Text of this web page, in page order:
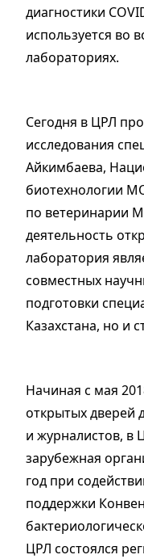
диагностики
используется во
лабораториях.
Сегодня в ЦРЛ
исследования
Айкимбаева,
биотехнологии
по ветеринарии
деятельность
лаборатория
совместных
подготовки
Казахстана, но и
Начиная с мая
открытых дверей
и журналистов, в
зарубежная
год при
поддержки
ЦРЛ состоялся